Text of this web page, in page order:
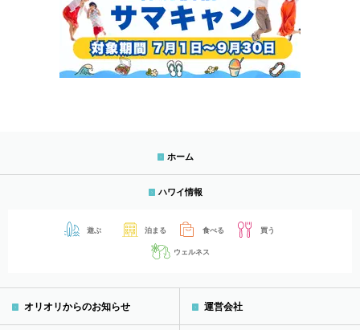
ホーム
ハワイ情報
遊ぶ 泊まる 食べる 買う
ウェルネス
オリオリからのお知らせ 運営会社